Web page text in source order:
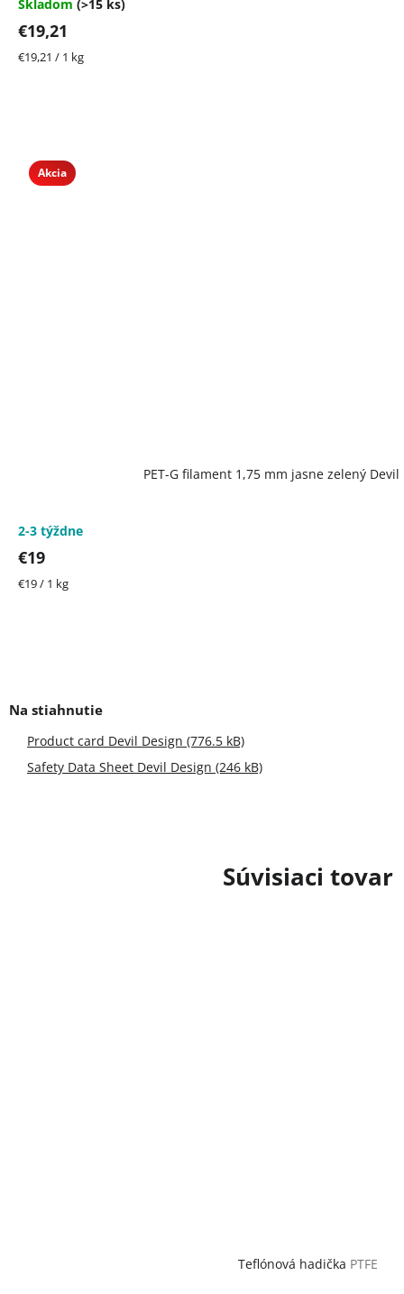
Súvisiaci tovar
Teflónová hadička PTFE
Skladom (>15 ks)
€19,21
Jednotková
€19,21 / 1 kg
Akcia
PET-G filament 1,75 mm jasne zelený Devil
2-3 týždne
€19
Jednotková
€19 / 1 kg
Product card Devil Design (776.5 kB)
Safety Data Sheet Devil Design (246 kB)